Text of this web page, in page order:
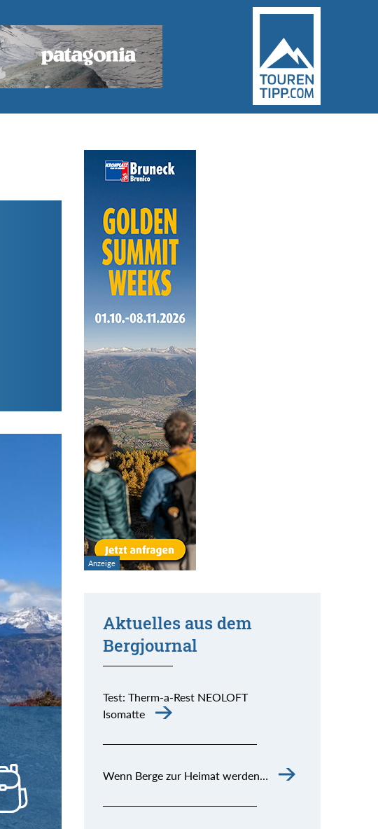
Aktuelles aus dem
Bergjournal
Test: Therm-a-Rest NEOLOFT
Isomatte
Wenn Berge zur Heimat werden…